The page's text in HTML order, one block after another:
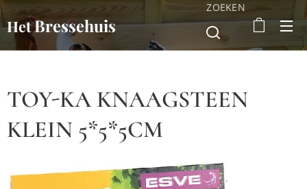
HetBressehuis
ZOEKEN
TOY-KA KNAAGSTEEN
KLEIN 5*5*5CM